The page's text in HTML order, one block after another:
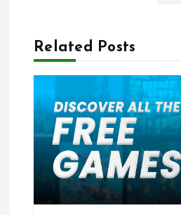
g
a
t
Related Posts